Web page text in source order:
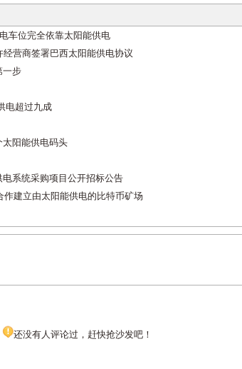
车位完全依靠太阳能供电
营商签署巴西太阳能供电协议
一步
电超过九成
太阳能供电码头
系统采购项目公开招标公告
建立由太阳能供电的比特币矿场
还没有人评论过，赶快抢沙发吧！